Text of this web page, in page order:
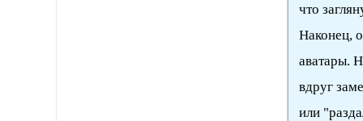
что
Наконец,
аватары.
вдруг
или